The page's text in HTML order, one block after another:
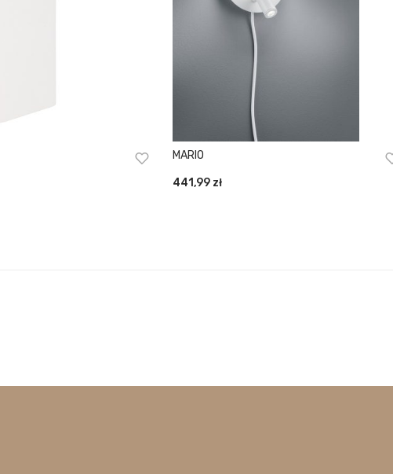
MARIO
441,99 zł